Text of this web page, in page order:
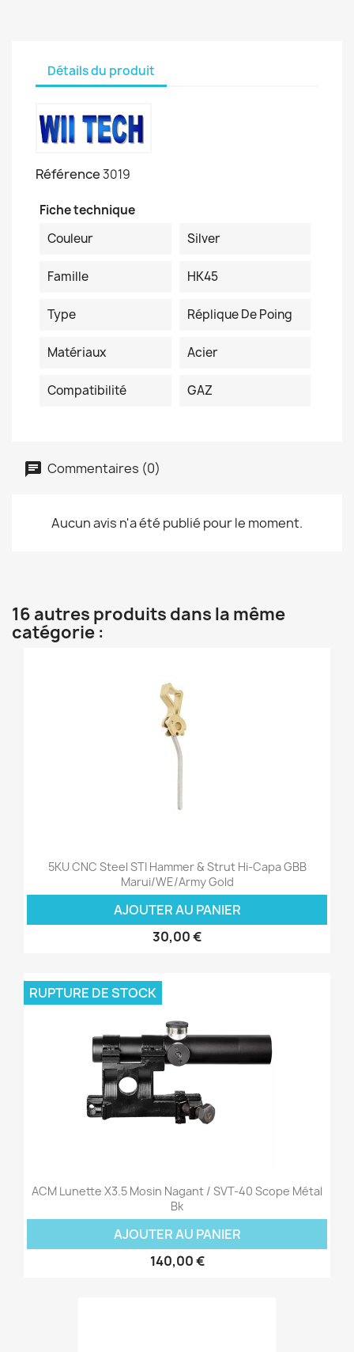
Détails du produit
Référence3019
Fiche technique
Couleur
Silver
Famille HK45
Type Réplique De Poing
Matériaux Acier
Compatibilité GAZ
Commentaires (0)
Aucun avis n'a été publié pour le moment.
16 autres produits dans la même
catégorie :
5KU CNC Steel STI Hammer & Strut Hi-Capa GBB
Marui/WE/Army Gold
AJOUTER AU PANIER
30,00 €
ACM Lunette X3.5 Mosin Nagant / SVT-40 Scope Métal
Bk
AJOUTER AU PANIER
140,00 €
RUPTURE DE STOCK